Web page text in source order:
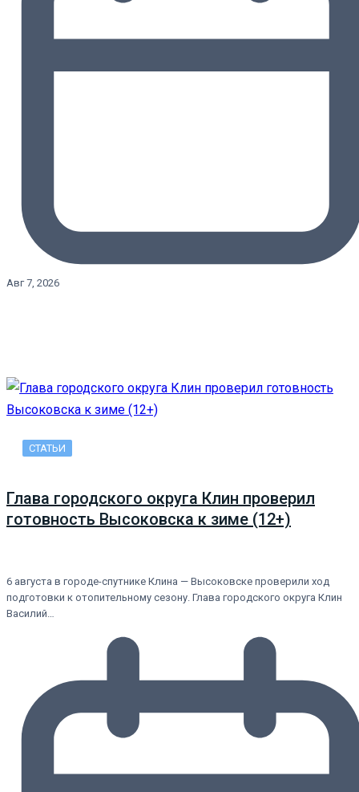
Авг 7, 2026
СТАТЬИ
Глава городского округа Клин проверил
готовность Высоковска к зиме (12+)
6 августа в городе-спутнике Клина — Высоковске проверили ход
подготовки к отопительному сезону. Глава городского округа Клин
Василий…